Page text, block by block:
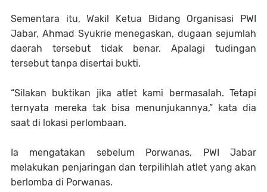
Sementara itu, Wakil Ketua Bidang Organisasi PWI
Jabar, Ahmad Syukrie menegaskan, dugaan sejumlah
daerah tersebut tidak benar. Apalagi tudingan
tersebut tanpa disertai bukti.
“Silakan buktikan jika atlet kami bermasalah. Tetapi
ternyata mereka tak bisa menunjukannya,” kata dia
saat di lokasi perlombaan.
Ia mengatakan sebelum Porwanas, PWI Jabar
melakukan penjaringan dan terpilihlah atlet yang akan
berlomba di Porwanas.